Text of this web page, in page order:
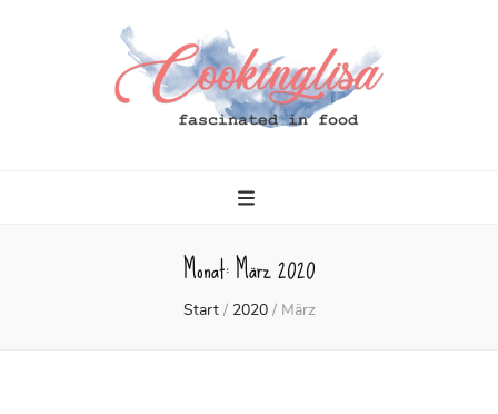
Cookinglisa
Monat:März 2020
Start / 2020 / März